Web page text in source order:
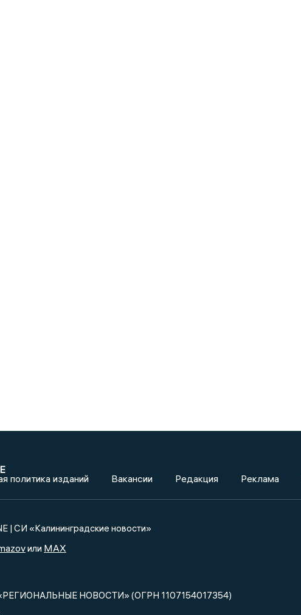
политика изданий Вакансии Редакция Реклама
| СИ «Калининградские новости»
или MAX
«РЕГИОНАЛЬНЫЕ НОВОСТИ» (ОГРН 1107154017354)